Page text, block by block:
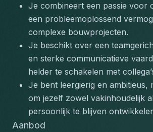
Je combineert een passie voor
een probleemoplossend
complexe bouwprojecten.
Je beschikt over een
en sterke communicatieve
helder te schakelen met
Je bent leergierig en ambitieus,
om jezelf zowel vakinhoudelijk
persoonlijk te blijven
Aanbod